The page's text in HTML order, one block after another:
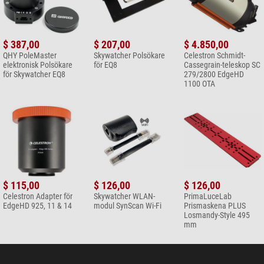
$ 387,00
QHY PoleMaster
elektronisk Polsökare
för Skywatcher EQ8
$ 207,00
Skywatcher Polsökare
för EQ8
$ 4.850,00
Celestron Schmidt-
Cassegrain-teleskop SC
279/2800 EdgeHD
1100 OTA
$ 115,00
Celestron Adapter för
EdgeHD 925, 11 & 14
$ 126,00
Skywatcher WLAN-
modul SynScan Wi-Fi
$ 126,00
PrimaLuceLab
Prismaskena PLUS
Losmandy-Style 495
mm